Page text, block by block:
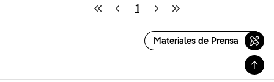
1
Materiales de Prensa